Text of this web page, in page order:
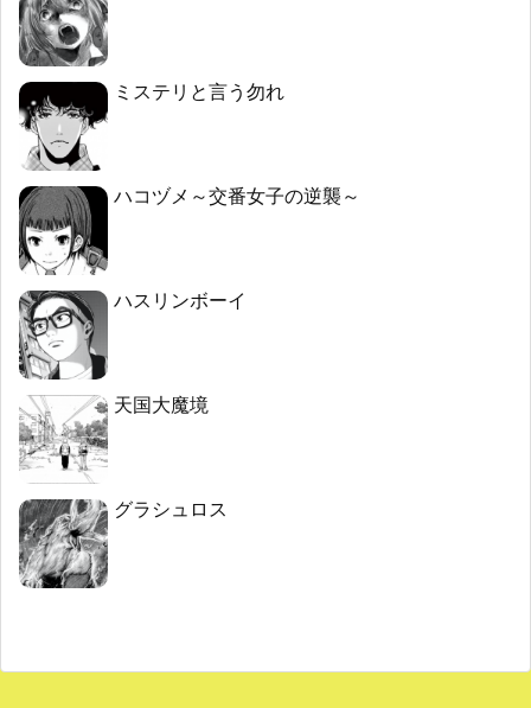
ミステリと言う勿れ
ハコヅメ～交番女子の逆襲～
ハスリンボーイ
天国大魔境
グラシュロス